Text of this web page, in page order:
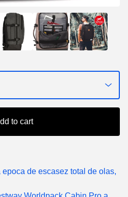
to cart
de escasez total de olas,